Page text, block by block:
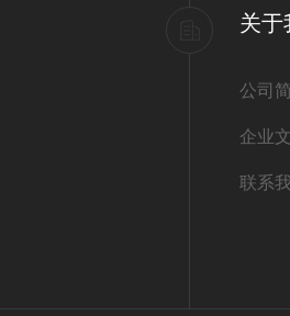
关于
公司
企业
联系